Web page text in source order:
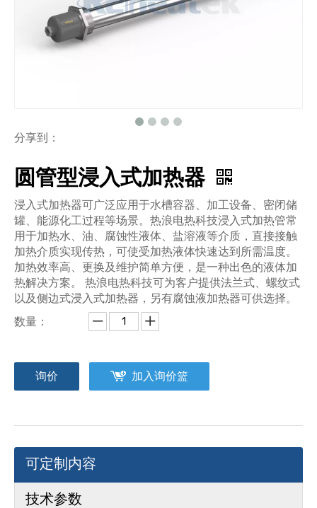
分享到：
圆管型浸入式加热器
浸入式加热器可广泛应用于水槽容器、加工设备、密闭储
罐、能源化工过程等场景。热浪电热科技浸入式加热管常
用于加热水、油、腐蚀性液体、盐溶液等介质，直接接触
加热介质实现传热，可使受加热液体快速达到所需温度。
加热效率高、更换及维护简单方便，是一种出色的液体加
热解决方案。 热浪电热科技可为客户提供法兰式、螺纹式
以及侧边式浸入式加热器，另有腐蚀液加热器可供选择。
数量：
询价 加入询价篮
可定制内容
技术参数